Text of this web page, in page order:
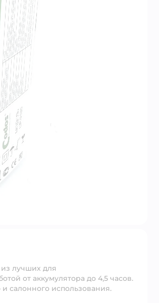
лучших для
от аккумулятора до 4,5 часов.
салонного использования.